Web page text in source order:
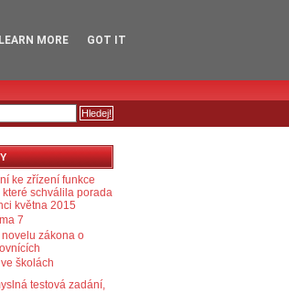
ke zřízení funkce
schválila porada
května 2015
7
zákona o
školách
testová zadání,
LEARN MORE GOT IT